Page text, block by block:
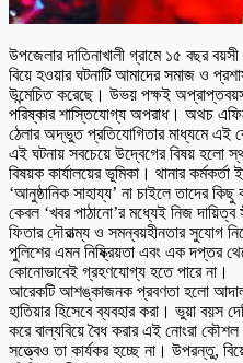
উপজেলার দাতিনাখালী গ্রামে ১৫ বছর
বিয়ে হওয়ার ঘটনাটি আমাদের সমাজ ও
উন্মেচিত করেছে। উভয় পক্ষই
পরিষ্কার শাস্তিযোগ্য অপরাধ। অথচ
ঠেলার অদ্ভুত প্রতিযোগিতার মাধ্যমে এই
এই ঘটনায় সবচেয়ে উদ্বেগের বিষয় হলো
বিষয়ক কার্যালয়ের ভূমিকা। থানার
‘আনুষ্ঠানিক সাহায্য’ না চাইলে তাদের
কেবল ‘খবর পাঠানো’র মধ্যেই নিজ
ফিতার দৌরাত্ম্য ও সমন্বয়হীনতার সুযোগ
পুলিশের এমন নিষ্ক্রিয়তা এবং এক দপ্তর
কোনোভাবেই গ্রহণযোগ্য হতে পারে না।
আরেকটি আশঙ্কাজনক প্রবণতা হলো
হাতিয়ার হিসেবে ব্যবহার করা। ভুয়া বয়স
করে বাল্যবিয়ে বৈধ করার এই নোংরা কৌশল
সত্ত্বেও তা কার্যকর হচ্ছে না। উপরন্তু,